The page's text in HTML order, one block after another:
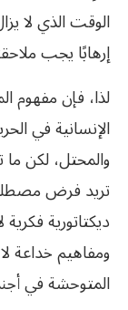
الوقت الذي لا
إرهابًا يجب
لذا، فإن مفهوم
الإنسانية في
والمحتل، لكن ما
تريد فرض
ديكتاتورية
ومفاهيم خداعة
المتوحشة في